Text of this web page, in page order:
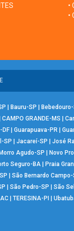
•
•
| Bauru-SP | Bebedouro-
CAMPO GRANDE-MS |
DF | Guarapuava-PR |
SP | Jacareí-SP | José
Agudo-SP | Novo
Seguro-BA| Praia
| São Bernardo Campo-
| São Pedro-SP | São
| TERESINA-PI |